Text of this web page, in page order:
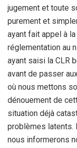
jugement et toute
purement et
ayant fait appel à
réglementation au
ayant saisi la CLR
avant de passer
où nous mettons
dénouement de
situation déjà
problèmes latents.
nous informerons